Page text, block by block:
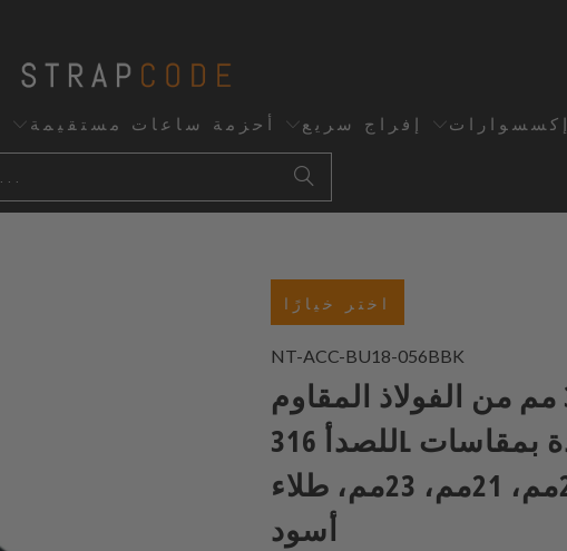
أحزمة ساعات مستقيمة إفراج سريع إكسسوارات
اختر خيارًا
NT-ACC-BU18-056BBK
مشبك لسان 3 مم من الفولاذ المقاوم
للصدأ 316L عالي الجودة بمقاسات
18مم، 20مم، 21مم، 23مم، طلاء PVD
أسود